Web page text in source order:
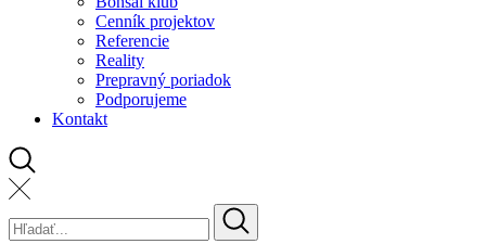
Cenník projektov
Referencie
Reality
Prepravný poriadok
Podporujeme
Kontakt